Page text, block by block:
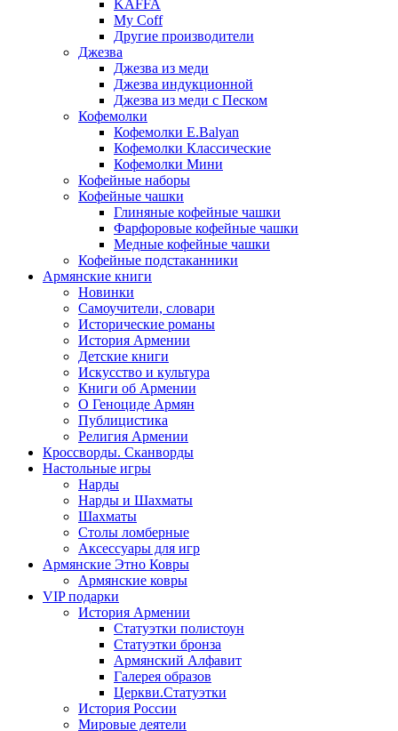
KAFFA
My Coff
Другие производители
Джезва
Джезва из меди
Джезва индукционной
Джезва из меди с Песком
Кофемолки
Кофемолки E.Balyan
Кофемолки Классические
Кофемолки Мини
Кофейные наборы
Кофейные чашки
Глиняные кофейные чашки
Фарфоровые кофейные чашки
Медные кофейные чашки
Кофейные подстаканники
Армянские книги
Новинки
Самоучители, словари
Исторические романы
История Армении
Детские книги
Иcкусство и культура
Книги об Армении
О Геноциде Армян
Публицистика
Религия Армении
Кроссворды. Сканворды
Настольные игры
Нарды
Нарды и Шахматы
Шахматы
Столы ломберные
Аксессуары для игр
Армянские Этно Ковры
Армянские ковры
VIP подарки
История Армении
Статуэтки полистоун
Статуэтки бронза
Армянский Алфавит
Галерея образов
Церкви.Статуэтки
История России
Мировые деятели